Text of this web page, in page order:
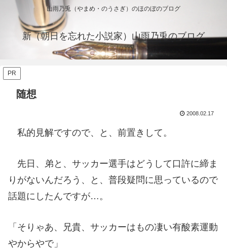
山雨乃兎（やまめ・のうさぎ）のほのぼのブログ
新（朝日を忘れた小説家）山雨乃兎のブログ
PR
随想
2008.02.17
私的見解ですので、と、前置きして。
先日、弟と、サッカー選手はどうして口許に締ま
りがないんだろう、と、普段疑問に思っているので
話題にしたんですが…。
「そりゃあ、兄貴、サッカーはもの凄い有酸素運動
やからやで」